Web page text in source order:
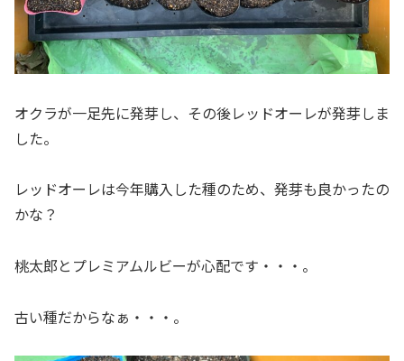
オクラが一足先に発芽し、その後レッドオーレが発芽しま
した。
レッドオーレは今年購入した種のため、発芽も良かったの
かな？
桃太郎とプレミアムルビーが心配です・・・。
古い種だからなぁ・・・。